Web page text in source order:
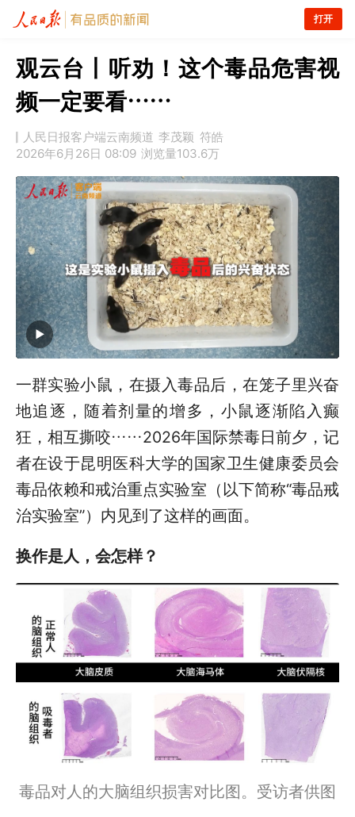
打开
观云台丨听劝！这个毒品危害视
频一定要看……
人民日报客户端云南频道 李茂颖 符皓
2026年6月26日 08:09 浏览量103.6万
一群实验小鼠，在摄入毒品后，在笼子里兴奋
地追逐，随着剂量的增多，小鼠逐渐陷入癫
狂，相互撕咬……2026年国际禁毒日前夕，记
者在设于昆明医科大学的国家卫生健康委员会
毒品依赖和戒治重点实验室（以下简称“毒品戒
治实验室”）内见到了这样的画面。
换作是人，会怎样？
毒品对人的大脑组织损害对比图。受访者供图